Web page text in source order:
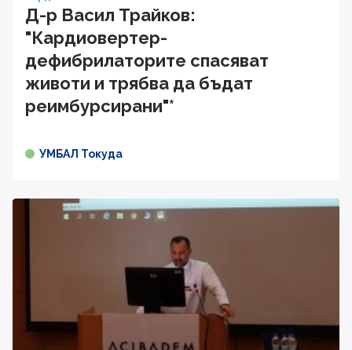
Д-р Васил Трайков:
"Кардиовертер-
дефибрилаторите спасяват
животи и трябва да бъдат
реимбурсирани"*
УМБАЛ Токуда